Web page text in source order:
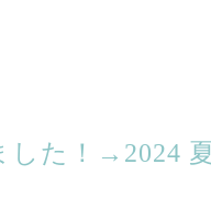
た！→2024